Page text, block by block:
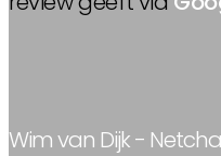
Wim van Dijk -